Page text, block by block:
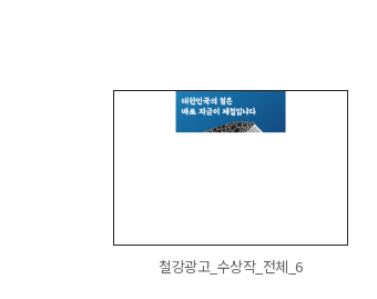
철강광고_수상작_전체_6